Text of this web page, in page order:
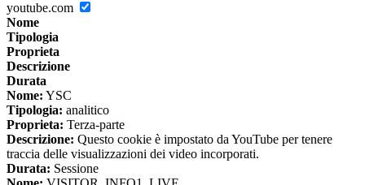
youtube.com
Nome
Tipologia
Proprieta
Descrizione
Durata
Nome: YSC
Tipologia: analitico
Proprieta: Terza-parte
Descrizione: Questo cookie è impostato da YouTube per tenere
traccia delle visualizzazioni dei video incorporati.
Durata: Sessione